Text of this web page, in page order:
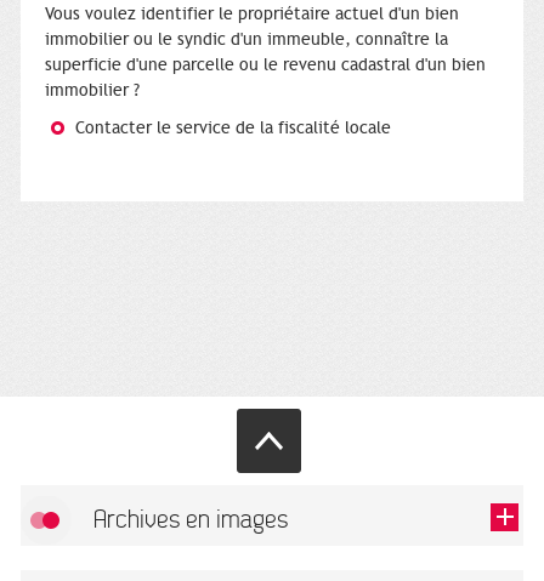
Vous voulez identifier le propriétaire actuel d'un bien
immobilier ou le syndic d'un immeuble, connaître la
superficie d'une parcelle ou le revenu cadastral d'un bien
immobilier ?
Contacter le service de la fiscalité locale
Archives en images